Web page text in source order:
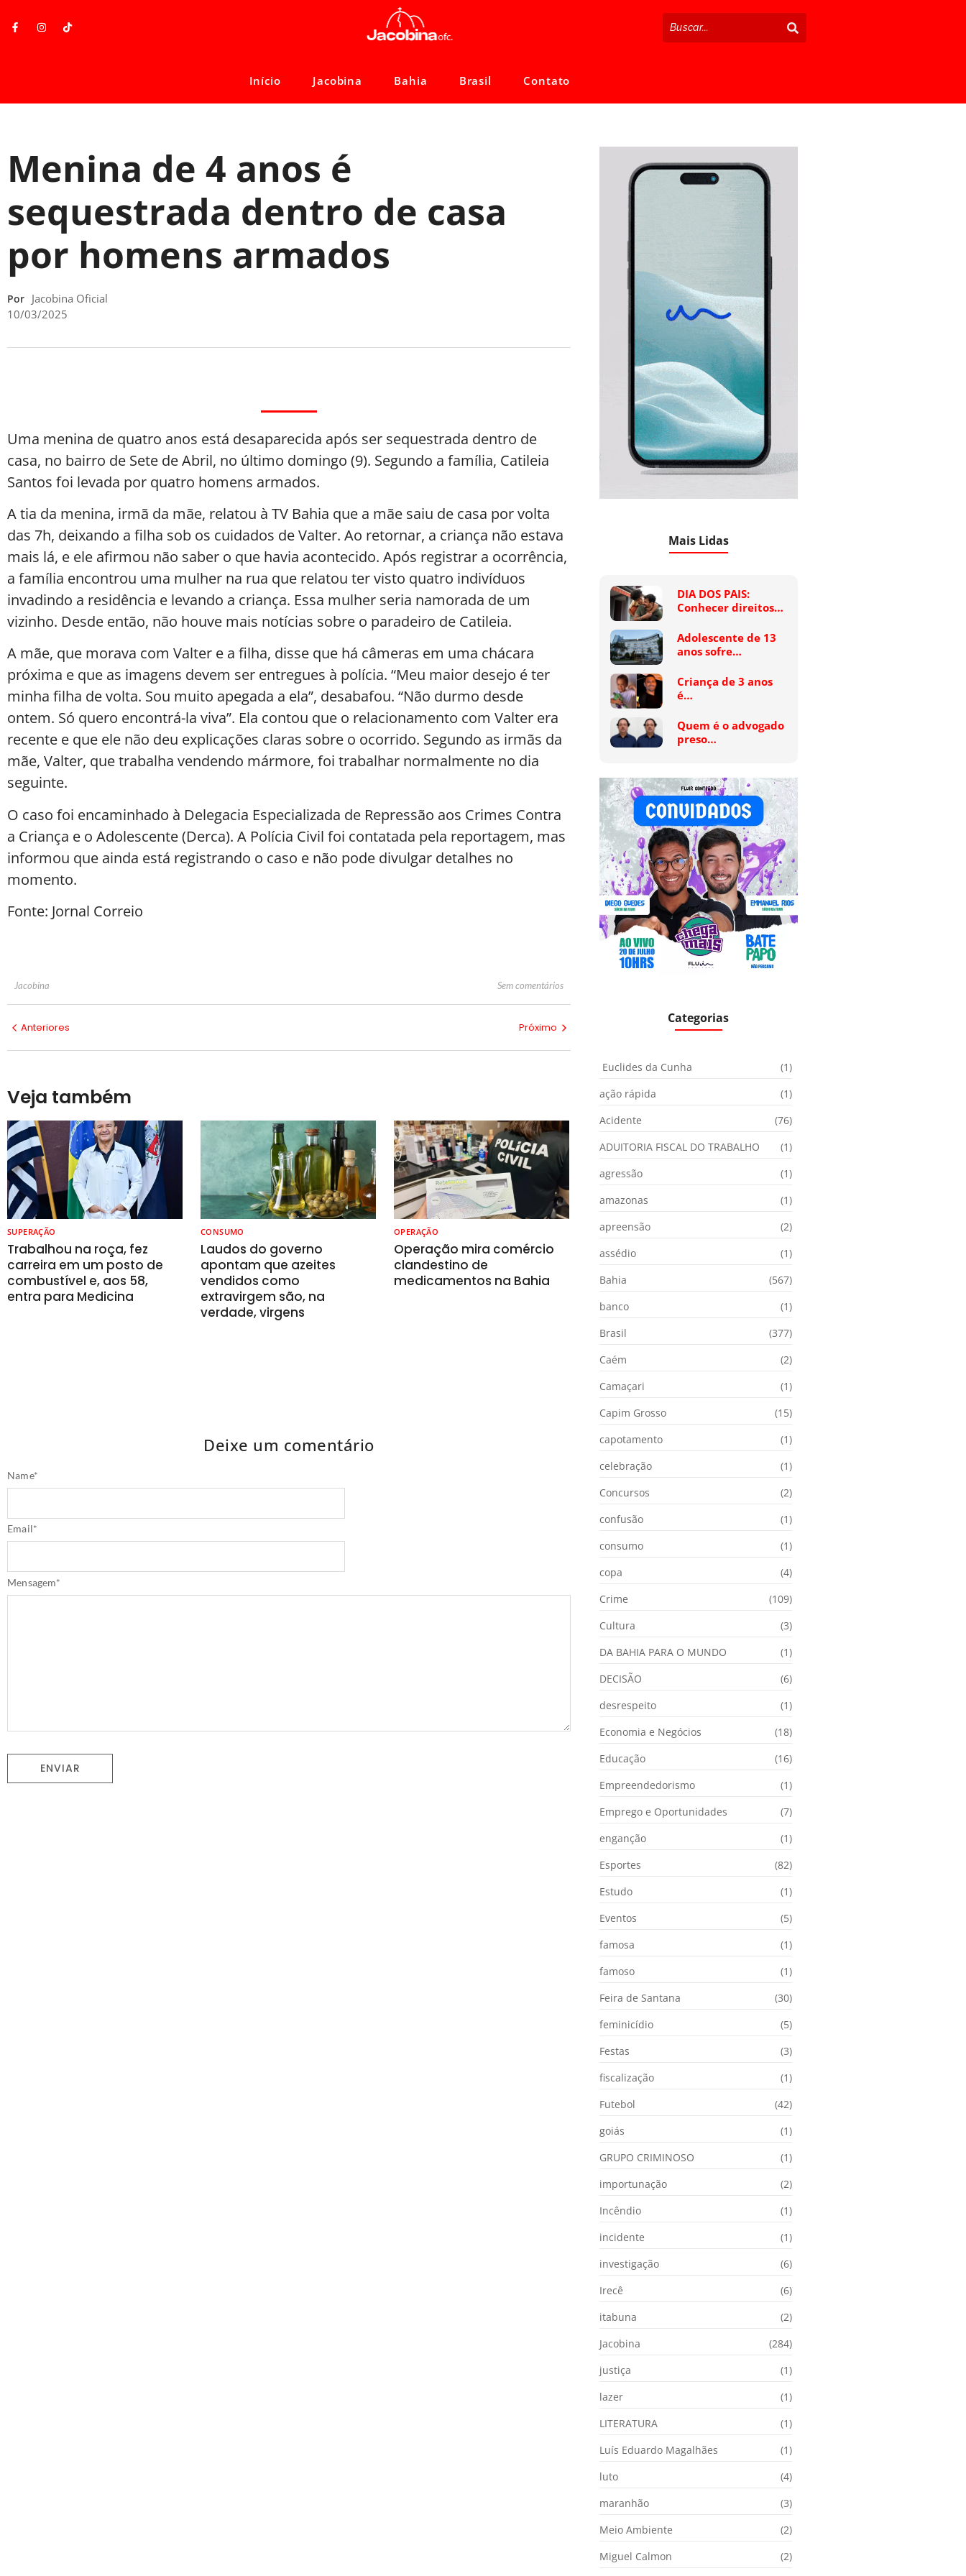
Início Jacobina Bahia Brasil Contato
Menina de 4 anos é
sequestrada dentro de casa
por homens armados
Por Jacobina Oficial
10/03/2025
Uma menina de quatro anos está desaparecida após ser sequestrada dentro de
casa, no bairro de Sete de Abril, no último domingo (9). Segundo a família, Catileia
Santos foi levada por quatro homens armados.
A tia da menina, irmã da mãe, relatou à TV Bahia que a mãe saiu de casa por volta
das 7h, deixando a filha sob os cuidados de Valter. Ao retornar, a criança não estava
mais lá, e ele afirmou não saber o que havia acontecido. Após registrar a ocorrência,
a família encontrou uma mulher na rua que relatou ter visto quatro indivíduos
invadindo a residência e levando a criança. Essa mulher seria namorada de um
vizinho. Desde então, não houve mais notícias sobre o paradeiro de Catileia.
A mãe, que morava com Valter e a filha, disse que há câmeras em uma chácara
próxima e que as imagens devem ser entregues à polícia. “Meu maior desejo é ter
minha filha de volta. Sou muito apegada a ela”, desabafou. “Não durmo desde
ontem. Só quero encontrá-la viva”. Ela contou que o relacionamento com Valter era
recente e que ele não deu explicações claras sobre o ocorrido. Segundo as irmãs da
mãe, Valter, que trabalha vendendo mármore, foi trabalhar normalmente no dia
seguinte.
O caso foi encaminhado à Delegacia Especializada de Repressão aos Crimes Contra
a Criança e o Adolescente (Derca). A Polícia Civil foi contatada pela reportagem, mas
informou que ainda está registrando o caso e não pode divulgar detalhes no
momento.
Fonte: Jornal Correio
Jacobina Sem comentários
Anteriores Próximo
Veja também
SUPERAÇÃO
Trabalhou na roça, fez
carreira em um posto de
combustível e, aos 58,
entra para Medicina
CONSUMO
Laudos do governo
apontam que azeites
vendidos como
extravirgem são, na
verdade, virgens
OPERAÇÃO
Operação mira comércio
clandestino de
medicamentos na Bahia
Deixe um comentário
Name*
Email*
Mais Lidas
DIA DOS PAIS:
Conhecer direitos…
Adolescente de 13
anos sofre…
Criança de 3 anos
é…
Quem é o advogado
preso…
Categorias
Euclides da Cunha
(1)
ação rápida
(1)
Acidente
(76)
ADUITORIA FISCAL DO TRABALHO
(1)
agressão
(1)
amazonas
(1)
apreensão
(2)
assédio
(1)
Bahia
(567)
banco
(1)
Brasil
(377)
Caém
(2)
Camaçari
(1)
Capim Grosso
(15)
capotamento
(1)
celebração
(1)
Concursos
(2)
confusão
(1)
consumo
(1)
copa
(4)
Crime
(109)
Cultura
(3)
DA BAHIA PARA O MUNDO
(1)
DECISÃO
(6)
desrespeito
(1)
Economia e Negócios
(18)
Educação
(16)
Empreendedorismo
(1)
Emprego e Oportunidades
(7)
enganção
(1)
Esportes
(82)
Estudo
(1)
Eventos
(5)
famosa
(1)
famoso
(1)
Feira de Santana
(30)
feminicídio
(5)
Festas
(3)
fiscalização
(1)
Futebol
(42)
goiás
(1)
GRUPO CRIMINOSO
(1)
importunação
(2)
Incêndio
(1)
incidente
(1)
investigação
(6)
Irecê
(6)
itabuna
(2)
Jacobina
(284)
justiça
(1)
lazer
(1)
LITERATURA
(1)
Luís Eduardo Magalhães
(1)
luto
(4)
maranhão
(3)
Meio Ambiente
(2)
Miguel Calmon
(2)